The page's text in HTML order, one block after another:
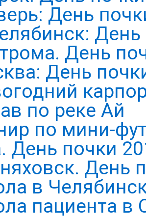
День
День
День
по реке Ай
по мини-
День почки
День
в
пациента в